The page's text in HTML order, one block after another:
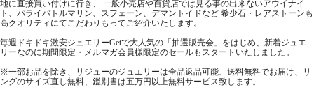
地に直接買い付けに行き、 一般小売店や百貨店では見る事の出来ないアウイナイ
ト、パライバトルマリン、スフェーン、デマントイドなど 希少石・レアストーンも
高クオリティにてこだわりもってご紹介いたします。
毎週ドキドキ激安ジュエリーGetで大人気の「抽選販売会」をはじめ、新着ジュエ
リーなのに期間限定・メルマガ会員様限定のセールもスタートいたしました。
※一部お品を除き、リジューのジュエリーは全品返品可能、送料無料でお届け、リ
ングのサイズ直し無料、鑑別書は五万円以上無料サービス致します。